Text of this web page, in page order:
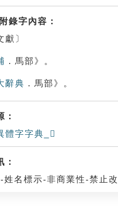
錄字內容：
獻〕
．馬部》。
辭典 ．馬部》。
：
體字字典_𩦧
：
姓名標示-非商業性-禁止